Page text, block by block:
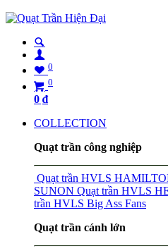
0
0
0 ₫
COLLECTION
Quạt trần công nghiệp
Quạt trần HVLS
SUNON Quạt trần HVLS
trần HVLS Big Ass Fans
Quạt trần cánh lớn